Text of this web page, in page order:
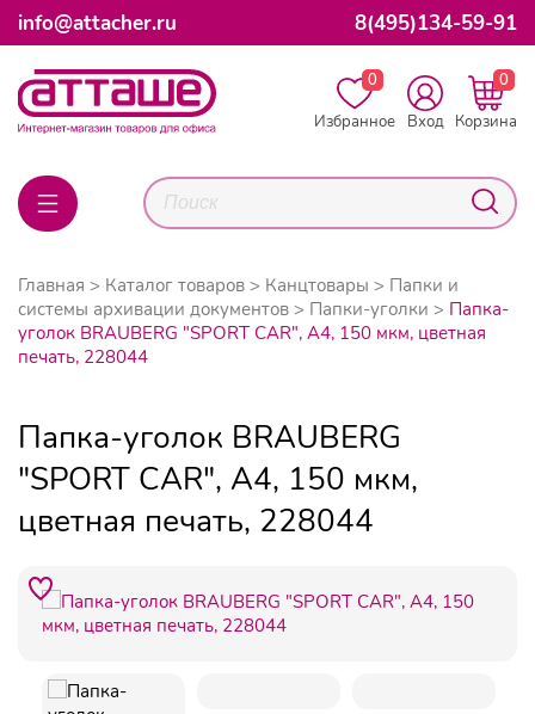
info@attacher.ru 8(495)134-59-91
0
Избранное
Вход
0
Корзина
Главная Каталог товаров Канцтовары
Папки и
системы архивации документов
Папки-уголки
Папка-
уголок BRAUBERG "SPORT CAR", А4, 150 мкм, цветная
печать, 228044
Папка-уголок BRAUBERG
"SPORT CAR", А4, 150 мкм,
цветная печать, 228044